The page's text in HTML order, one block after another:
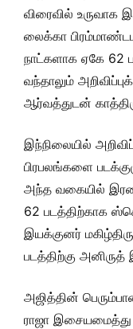
விரைவில் உருவாக
லைக்கா
நாட்களாக ஏகே 62
வந்தாலும்
ஆர்வத்துடன்
இந்நிலையில்
பிரபலங்களை
அந்த வகையில்
62 படத்திற்காக
இயக்குனர்
படத்திற்கு
அஜித்தின்
ராஜா